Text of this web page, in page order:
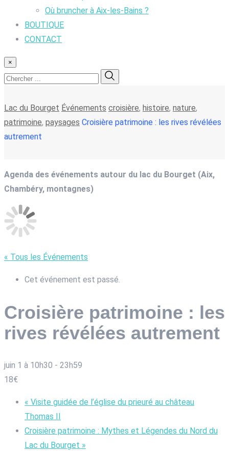
Où bruncher à Aix-les-Bains ?
BOUTIQUE
CONTACT
×
Lac du Bourget Événements croisière, histoire, nature,
patrimoine, paysages Croisière patrimoine : les rives révélées
autrement
Agenda des événements autour du lac du Bourget (Aix,
Chambéry, montagnes)
« Tous les Événements
Cet événement est passé.
Croisière patrimoine : les
rives révélées autrement
juin 1 à 10h30 - 23h59
18€
« Visite guidée de l’église du prieuré au château
Thomas II
Croisière patrimoine : Mythes et Légendes du Nord du
Lac du Bourget »